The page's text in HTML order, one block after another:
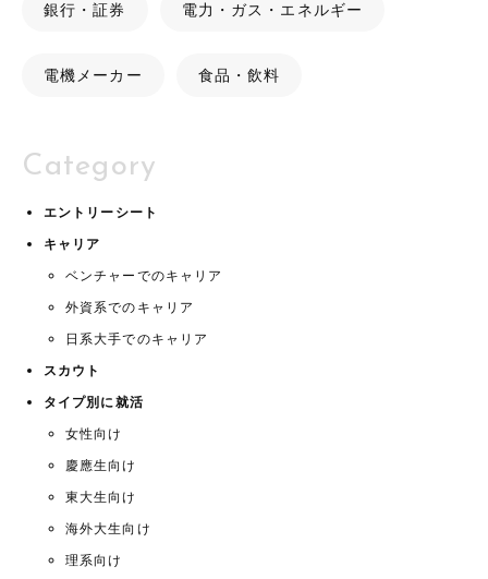
銀行・証券 電力・ガス・エネルギー
電機メーカー 食品・飲料
Category
エントリーシート
キャリア
ベンチャーでのキャリア
外資系でのキャリア
日系大手でのキャリア
スカウト
タイプ別に就活
女性向け
慶應生向け
東大生向け
海外大生向け
理系向け